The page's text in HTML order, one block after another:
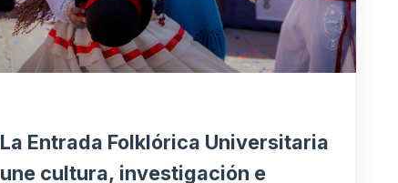
La Entrada Folklórica Universitaria
une cultura, investigación e